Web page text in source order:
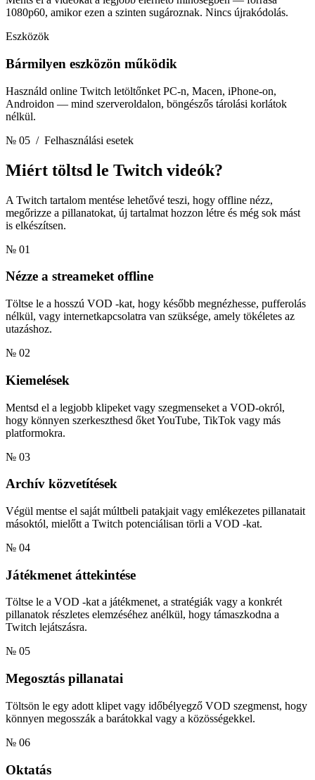
1080p60, amikor ezen a szinten sugároznak. Nincs újrakódolás.
Eszközök
Bármilyen eszközön működik
Használd online Twitch letöltőnket PC-n, Macen, iPhone-on,
Androidon — mind szerveroldalon, böngészős tárolási korlátok
nélkül.
№ 05 / Felhasználási esetek
Miért töltsd le Twitch videók?
A Twitch tartalom mentése lehetővé teszi, hogy offline nézz,
megőrizze a pillanatokat, új tartalmat hozzon létre és még sok mást
is elkészítsen.
№ 01
Nézze a streameket offline
Töltse le a hosszú VOD -kat, hogy később megnézhesse, pufferolás
nélkül, vagy internetkapcsolatra van szüksége, amely tökéletes az
utazáshoz.
№ 02
Kiemelések
Mentsd el a legjobb klipeket vagy szegmenseket a VOD-okról,
hogy könnyen szerkeszthesd őket YouTube, TikTok vagy más
platformokra.
№ 03
Archív közvetítések
Végül mentse el saját múltbeli patakjait vagy emlékezetes pillanatait
másoktól, mielőtt a Twitch potenciálisan törli a VOD -kat.
№ 04
Játékmenet áttekintése
Töltse le a VOD -kat a játékmenet, a stratégiák vagy a konkrét
pillanatok részletes elemzéséhez anélkül, hogy támaszkodna a
Twitch lejátszásra.
№ 05
Megosztás pillanatai
Töltsön le egy adott klipet vagy időbélyegző VOD szegmenst, hogy
könnyen megosszák a barátokkal vagy a közösségekkel.
№ 06
Oktatás